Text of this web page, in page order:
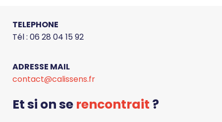
TELEPHONE
Tél : 06 28 04 15 92
ADRESSE MAIL
contact@calissens.fr
Et si on se rencontrait ?